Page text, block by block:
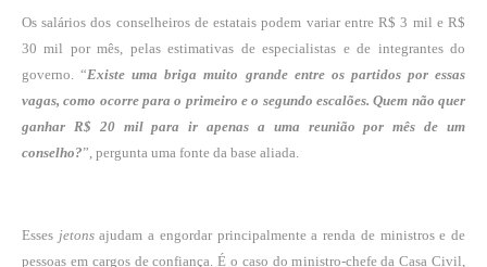
Os salários dos conselheiros de estatais podem variar entre R$ 3 mil e R$
30 mil por mês, pelas estimativas de especialistas e de integrantes do
governo. “Existe uma briga muito grande entre os partidos por essas
vagas, como ocorre para o primeiro e o segundo escalões. Quem não quer
ganhar R$ 20 mil para ir apenas a uma reunião por mês de um
conselho?”, pergunta uma fonte da base aliada.
Esses jetonsajudam a engordar principalmente a renda de ministros e de
pessoas em cargos de confiança. É o caso do ministro-chefe da Casa Civil,